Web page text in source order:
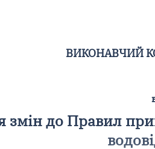
ВИКОНАВЧИЙ
змін до Правил